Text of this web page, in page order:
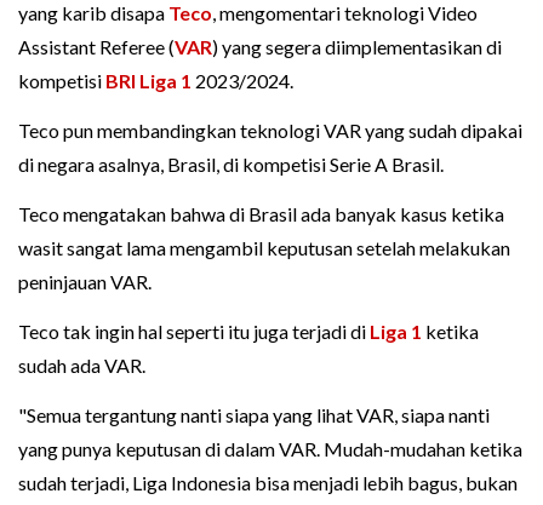
yang karib disapa Teco, mengomentari teknologi Video
Assistant Referee (VAR) yang segera diimplementasikan di
kompetisi BRI Liga 1 2023/2024.
Teco pun membandingkan teknologi VAR yang sudah dipakai
di negara asalnya, Brasil, di kompetisi Serie A Brasil.
Teco mengatakan bahwa di Brasil ada banyak kasus ketika
wasit sangat lama mengambil keputusan setelah melakukan
peninjauan VAR.
Teco tak ingin hal seperti itu juga terjadi di Liga 1 ketika
sudah ada VAR.
"Semua tergantung nanti siapa yang lihat VAR, siapa nanti
yang punya keputusan di dalam VAR. Mudah-mudahan ketika
sudah terjadi, Liga Indonesia bisa menjadi lebih bagus, bukan